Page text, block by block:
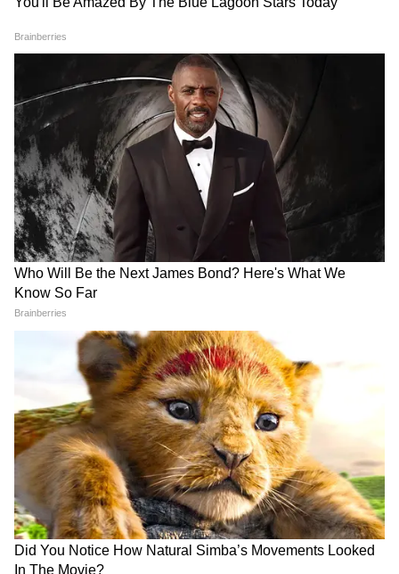
করেছিলেন, সেটাও জানতে চেয়েছিলাম। তথ্য
অনুসন্ধানের পর, আপাতত একটি প্রশাসনিক
সিদ্ধান্ত নিলাম। রাজ্যের পুলিশমন্ত্রী হিসেবে আমি
ঘোষণা করছি, ঐ সময়ে যা ঘটেছিল, তা
মিসহ্যান্ডেলিং করা, যথাযথভাবে এফআইআর করে
পদক্ষেপ করার মতো প্রাথমিক যে বিষয়গুলো ছিল,
সেখানে সবচেয়ে বড় অভিযোগ ছিল দুজন পুলিশ
অফিসারের বিরুদ্ধে। বিভিন্ন সংবাদমাধ্যম থেকে
পাওয়া খবরের ভিত্তিতে আমরা জানতে পারি যে,
নির্যাতিতার মাকে রাজ্য সরকারের হয়ে টাকা দিতে
চেয়েছিলেন।’’
মুখ্যমন্ত্রী বলেন, “একরকমের ঘুষ দেওয়ার চেষ্টা
করা হয়েছিল। সেটার তদন্ত হবে। ঐ সময়, সংশ্লিষ্ট
অফিসারদের সঙ্গে কাদের কাদের কথা হয়েছিল,
কল লিস্ট, হোয়াট্‌সঅ্যাপ চ্যাট খতিয়ে দেখা হবে।"
আরও খবরের আপডেট পেতে চোখ রাখুন
আমাদের হোয়াটসঅ্যাপ চ্যানেলে, ক্লিক করুন
এখানে।